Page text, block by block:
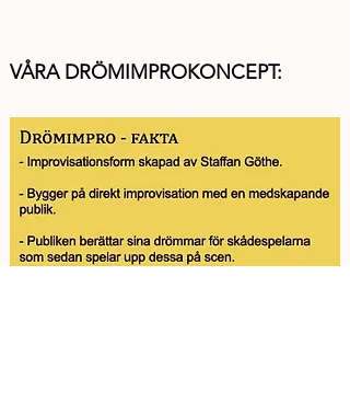
VÅRA DRÖMIMPROKONCEPT: